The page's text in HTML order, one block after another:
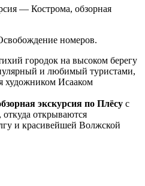
— Кострома, обзорная
номеров.
городок на высоком берегу
и любимый туристами,
художником Исааком
экскурсия по Плёсу с
открываются
и красивейшей Волжской